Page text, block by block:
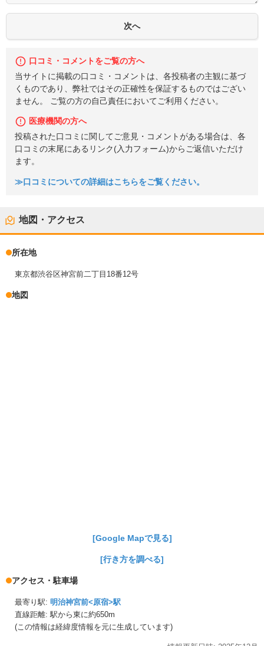
口コミ・コメントをご覧の方へ
当サイトに掲載の口コミ・コメントは、各投稿者の主観に基づ
くものであり、弊社ではその正確性を保証するものではござい
ません。 ご覧の方の自己責任においてご利用ください。
医療機関の方へ
投稿された口コミに関してご意見・コメントがある場合は、各
口コミの末尾にあるリンク(入力フォーム)からご返信いただけ
ます。
≫口コミについての詳細はこちらをご覧ください。
地図・アクセス
所在地
東京都渋谷区神宮前二丁目18番12号
地図
[Google Mapで見る]
[行き方を調べる]
アクセス・駐車場
最寄り駅: 明治神宮前<原宿>駅
直線距離: 駅から東に約650m
(この情報は経緯度情報を元に生成しています)